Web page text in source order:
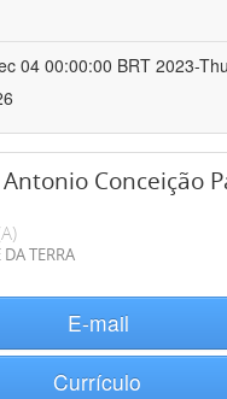
04 00:00:00 BRT 2023-
Antonio Conceição
DA TERRA
E-mail
Currículo